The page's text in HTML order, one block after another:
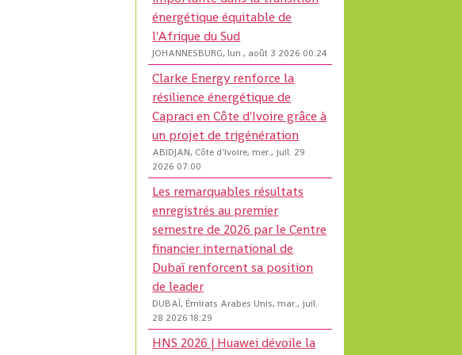
énergétique équitable de
l'Afrique du Sud
JOHANNESBURG, lun., août 3 2026 00:24
Clarke Energy renforce la
résilience énergétique de
Capraci en Côte d'Ivoire grâce à
un projet de trigénération
ABIDJAN, Côte d'Ivoire, mer., juil. 29
2026 07:00
Les remarquables résultats
enregistrés au premier
semestre de 2026 par le Centre
financier international de
Dubaï renforcent sa position
de leader
DUBAÏ, Émirats Arabes Unis, mar., juil.
28 2026 18:29
HNS 2026 | Huawei dévoile la